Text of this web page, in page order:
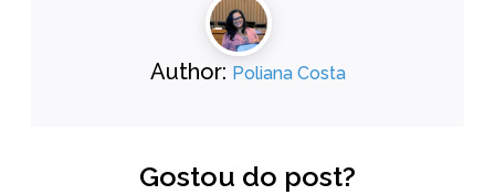
Author: Poliana Costa
Gostou do post?